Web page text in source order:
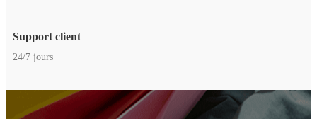
Support client
24/7 jours